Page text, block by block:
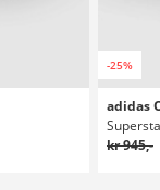
-25%
adidas
kr 945,-